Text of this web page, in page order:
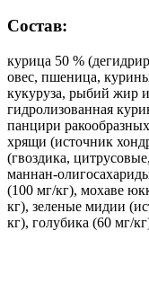
Состав:
курица 50 %
овес, пшеница,
кукуруза, рыбий жир
гидролизованная
панцири
хрящи (источник
(гвоздика,
маннан-
(100 мг/кг), мохаве
кг), зеленые мидии
кг), голубика (60 мг/